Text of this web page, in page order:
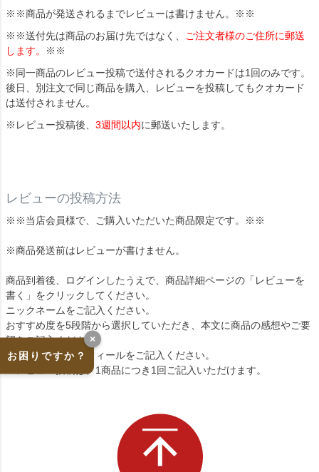
※※商品が発送されるまでレビューは書けません。※※
※※送付先は商品のお届け先ではなく、
ご注文者様のご住所に郵送
します。
※※
※同一商品のレビュー投稿で送付されるクオカードは1回のみです。
後日、別注文で同じ商品を購入、レビューを投稿してもクオカード
は送付されません。
※レビュー投稿後、 3週間以内に郵送いたします。
レビューの投稿方法
※※当店会員様で、ご購入いただいた商品限定です。※※
※商品発送前はレビューが書けません。
商品到着後、ログインしたうえで、商品詳細ページの「レビューを
書く」をクリックしてください。
ニックネームをご記入ください。
おすすめ度を5段階から選択していただき、本文に商品の感想やご要
望をご記入ください。
よろしければプロフィールをご記入ください。
※レビュー投稿は、1商品につき1回ご記入いただけます。
お困りですか？
×